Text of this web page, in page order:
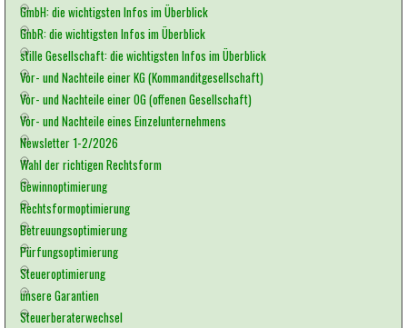
GmbH: die wichtigsten Infos im Überblick
GnbR: die wichtigsten Infos im Überblick
stille Gesellschaft: die wichtigsten Infos im Überblick
Vor- und Nachteile einer KG (Kommanditgesellschaft)
Vor- und Nachteile einer OG (offenen Gesellschaft)
Vor- und Nachteile eines Einzelunternehmens
Newsletter 1-2/2026
Wahl der richtigen Rechtsform
Gewinnoptimierung
Rechtsformoptimierung
Betreuungsoptimierung
Pürfungsoptimierung
Steueroptimierung
unsere Garantien
Steuerberaterwechsel